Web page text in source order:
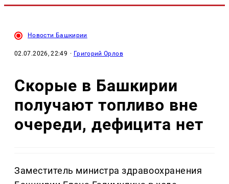
Новости Башкирии
02.07.2026, 22:49 · Григорий Орлов
Скорые в Башкирии
получают топливо вне
очереди, дефицита нет
Заместитель министра здравоохранения